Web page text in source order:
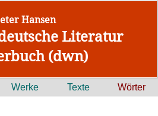
Hansen
Literatur
(dwn)
Werke Texte Wörter